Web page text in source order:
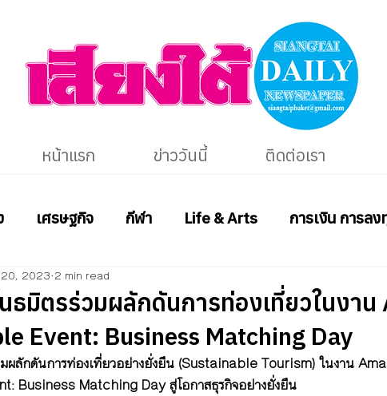
หน้าแรก ข่าววันนี้ ติดต่อเรา
เศรษฐกิจ กีฬา Life & Arts การเงิน การล
มิตรร่วมผลักดันการท่องเที่ยวในงาน
Event: Business Matching Day
2023 2 min read
ผลักดันการท่องเที่ยวอย่างยั่งยืน (Sustainable Tourism) ในงาน
Business Matching Day สู่โอกาสธุรกิจอย่างยั่งยืน